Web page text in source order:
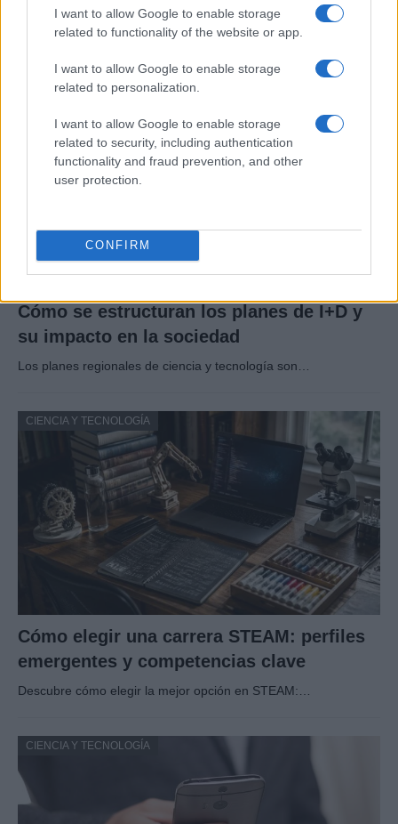
I want to allow Google to enable storage
related to functionality of the website or app.
I want to allow Google to enable storage
related to personalization.
I want to allow Google to enable storage
related to security, including authentication
functionality and fraud prevention, and other
user protection.
CONFIRM
consejos para fotografiar eclipses solares
Un eclipse solar es un espectáculo natural que…
CIENCIA Y TECNOLOGÍA
Cómo se estructuran los planes de I+D y
su impacto en la sociedad
Los planes regionales de ciencia y tecnología son…
CIENCIA Y TECNOLOGÍA
Cómo elegir una carrera STEAM: perfiles
emergentes y competencias clave
Descubre cómo elegir la mejor opción en STEAM:…
CIENCIA Y TECNOLOGÍA